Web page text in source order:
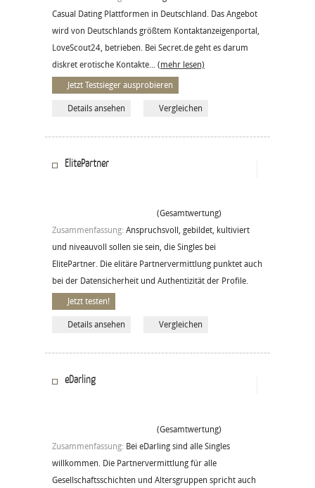
Casual Dating Plattformen in Deutschland. Das Angebot
wird von Deutschlands größtem Kontaktanzeigenportal,
LoveScout24, betrieben. Bei Secret.de geht es darum
diskret erotische Kontakte... (mehr lesen)
Jetzt Testsieger ausprobieren
Details ansehen Vergleichen
ElitePartner
(Gesamtwertung)
Zusammenfassung: Anspruchsvoll, gebildet, kultiviert
und niveauvoll sollen sie sein, die Singles bei
ElitePartner. Die elitäre Partnervermittlung punktet auch
bei der Datensicherheit und Authentizität der Profile.
Jetzt testen!
Details ansehen Vergleichen
eDarling
(Gesamtwertung)
Zusammenfassung: Bei eDarling sind alle Singles
willkommen. Die Partnervermittlung für alle
Gesellschaftsschichten und Altersgruppen spricht auch